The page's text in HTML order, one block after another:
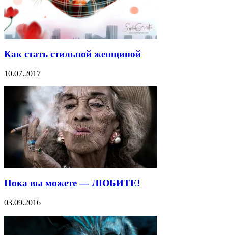
Как стать стильной женщиной
10.07.2017
Пока вы можете — ЛЮБИТЕ!
03.09.2016